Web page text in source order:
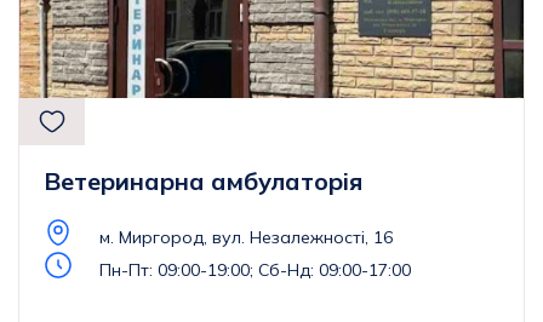
Ветеринарна амбулаторія
м. Миргород, вул. Незалежності, 16
Пн-Пт: 09:00-19:00; Сб-Нд: 09:00-17:00